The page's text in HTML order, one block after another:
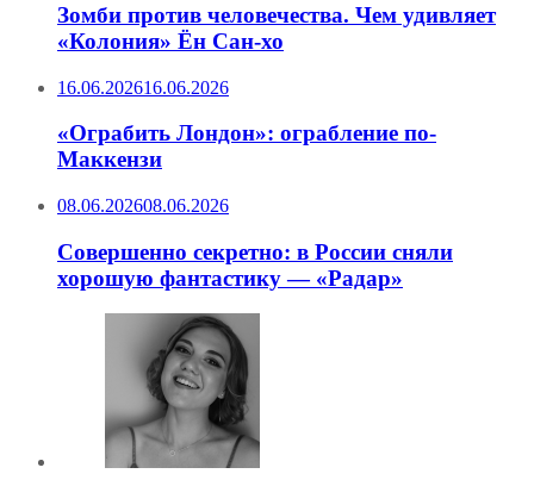
Зомби против человечества. Чем удивляет
«Колония» Ён Сан-хо
16.06.202616.06.2026
«Ограбить Лондон»: ограбление по-
Маккензи
08.06.202608.06.2026
Совершенно секретно: в России сняли
хорошую фантастику — «Радар»